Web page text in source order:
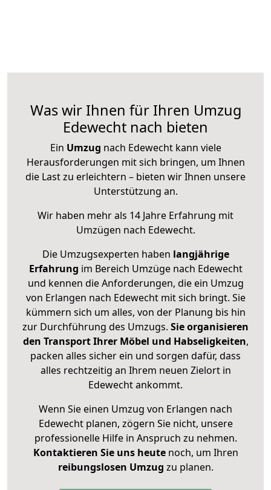
Was wir Ihnen für Ihren Umzug
Edewecht nach bieten
Ein Umzug nach Edewecht kann viele
Herausforderungen mit sich bringen, um Ihnen
die Last zu erleichtern – bieten wir Ihnen unsere
Unterstützung an.
Wir haben mehr als 14 Jahre Erfahrung mit
Umzügen nach Edewecht.
Die Umzugsexperten haben langjährige
Erfahrung im Bereich Umzüge nach Edewecht
und kennen die Anforderungen, die ein Umzug
von Erlangen nach Edewecht mit sich bringt. Sie
kümmern sich um alles, von der Planung bis hin
zur Durchführung des Umzugs. Sie organisieren
den Transport Ihrer Möbel und Habseligkeiten,
packen alles sicher ein und sorgen dafür, dass
alles rechtzeitig an Ihrem neuen Zielort in
Edewecht ankommt.
Wenn Sie einen Umzug von Erlangen nach
Edewecht planen, zögern Sie nicht, unsere
professionelle Hilfe in Anspruch zu nehmen.
Kontaktieren Sie uns heutenoch, um Ihren
reibungslosen Umzug zu planen.